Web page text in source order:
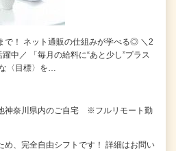
で！ ネット通販の仕組みが学べる◎ ＼2
中／ 「毎月の給料に“あと少し”プラス
〈目標〉を…
神奈川県内のご自宅 ※フルリモート勤
め、完全自由シフトです！ 詳細はお問い